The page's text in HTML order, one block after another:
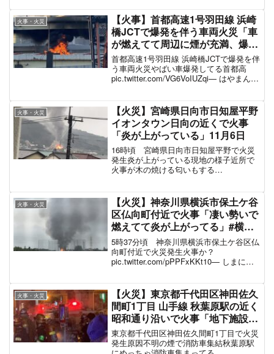
火事・火災
【火事】首都高速1号羽田線 浜崎
橋JCTで爆発を伴う車両火災「車
が燃えてて周辺に煙が充満、爆発
音がして炎が上がってる」通行止
め事故渋滞 #首都高 11月29日
首都高速1号羽田線 浜崎橋JCTで爆発を伴
う車両火災やばい車爆発してる首都高
pic.twitter.com/VG6VoIUZqi— はやまん@
火事・火災
【火災】宮崎県日向市日知屋平野
イオンタウン日向の近くで火事
「炎が上がっている」11月6日
16時頃 宮崎県日向市日知屋平野で火災
発生炎が上がっている現地の様子近所で
火事が木の焼ける匂いもする
火事...
火事・火災
【火災】神奈川県横浜市保土ケ谷
区仏向町付近で火事「凄い勢いで
燃えてて炎が上がってる」#横浜
9月28日
5時37分頃 神奈川県横浜市保土ケ谷区仏
向町付近で火災発生火事か？
pic.twitter.com/pPPFxKKt10— しまにゃ
火事・火災
【火災】東京都千代田区神田佐久
間町1丁目 山手線 秋葉原駅の近く
昭和通り沿いで火事「地下施設か
ら出火したみたいで路上が燃えて
る、周辺が一部停電」#akiba 7月
東京都千代田区神田佐久間町1丁目で火災
発生原因不明の煙で消防車集結秋葉原駅